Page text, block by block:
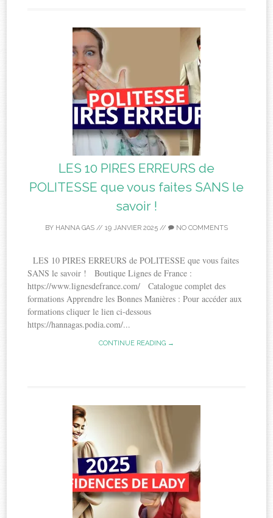
LES 10 PIRES ERREURS de
POLITESSE que vous faites SANS le
savoir !
BY HANNA GAS // 19 JANVIER 2025 // NO COMMENTS
LES 10 PIRES ERREURS de POLITESSE que vous faites
SANS le savoir ! Boutique Lignes de France :
https://www.lignesdefrance.com/ Catalogue complet des
formations Apprendre les Bonnes Manières : Pour accéder aux
formations cliquer le lien ci-dessous
https://hannagas.podia.com/...
CONTINUE READING →